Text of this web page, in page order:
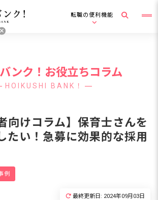
転職の便利機能
ンク！お役立ちコラム
HOIKUSHI BANK！
向けコラム】保育士さんを
たい！急募に効果的な採用
例
最終更新日: 2024年09月03日